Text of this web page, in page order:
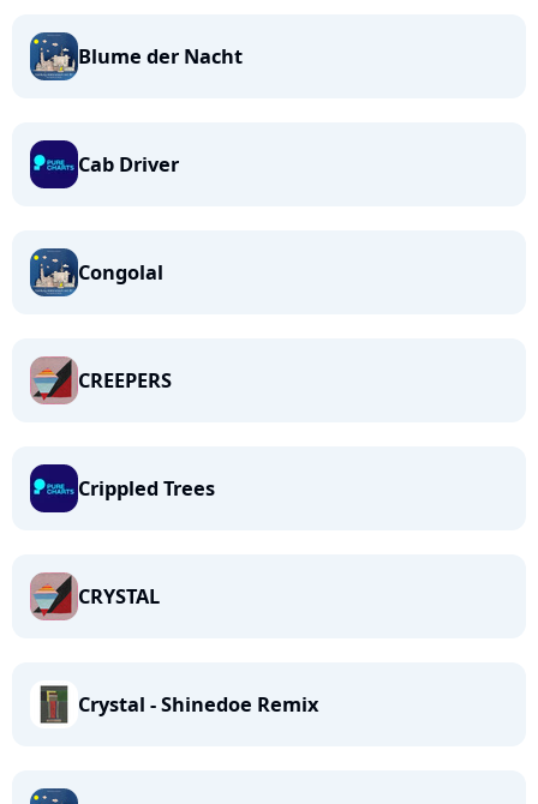
Blume der Nacht
Cab Driver
Congolal
CREEPERS
Crippled Trees
CRYSTAL
Crystal - Shinedoe Remix